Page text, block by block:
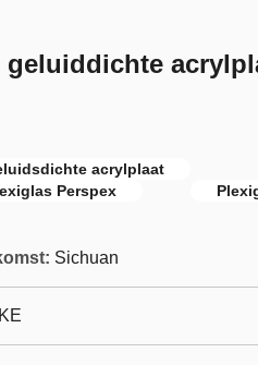
geluiddichte
acrylplaat
Perspex
Sichuan